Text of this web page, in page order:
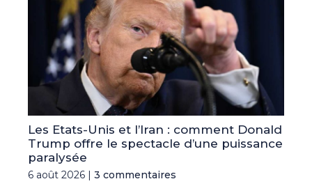
Les Etats-Unis et l’Iran : comment Donald
Trump offre le spectacle d’une puissance
paralysée
6 août 2026 | 3 commentaires